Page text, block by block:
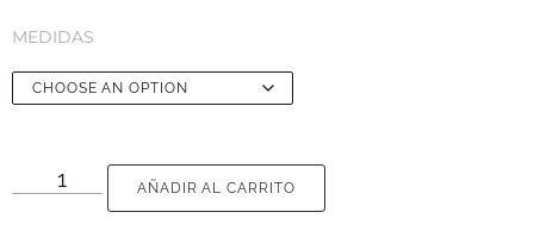
MEDIDAS
AÑADIR AL CARRITO